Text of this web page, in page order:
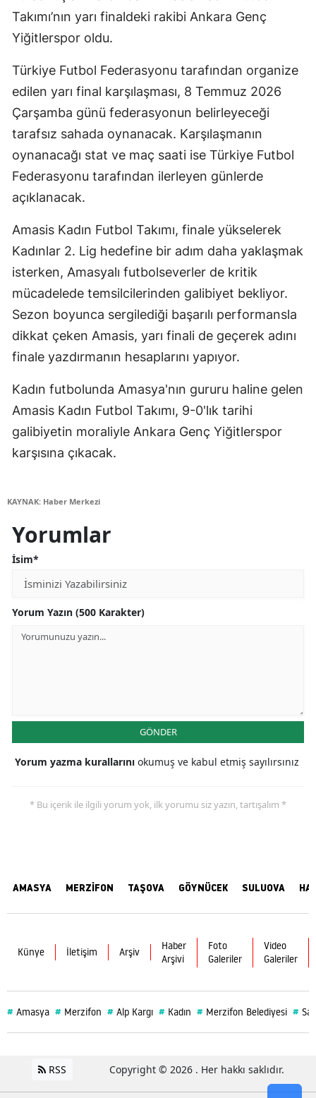
Takımı’nın yarı finaldeki rakibi Ankara Genç
Yiğitlerspor oldu.
Türkiye Futbol Federasyonu tarafından organize
edilen yarı final karşılaşması, 8 Temmuz 2026
Çarşamba günü federasyonun belirleyeceği
tarafsız sahada oynanacak. Karşılaşmanın
oynanacağı stat ve maç saati ise Türkiye Futbol
Federasyonu tarafından ilerleyen günlerde
açıklanacak.
Amasis Kadın Futbol Takımı, finale yükselerek
Kadınlar 2. Lig hedefine bir adım daha yaklaşmak
isterken, Amasyalı futbolseverler de kritik
mücadelede temsilcilerinden galibiyet bekliyor.
Sezon boyunca sergilediği başarılı performansla
dikkat çeken Amasis, yarı finali de geçerek adını
finale yazdırmanın hesaplarını yapıyor.
Kadın futbolunda Amasya'nın gururu haline gelen
Amasis Kadın Futbol Takımı, 9-0'lık tarihi
galibiyetin moraliyle Ankara Genç Yiğitlerspor
karşısına çıkacak.
KAYNAK: Haber Merkezi
Yorumlar
İsim*
Yorum Yazın (500 Karakter)
GÖNDER
Yorum yazma kurallarını okumuş ve kabul etmiş sayılırsınız
* Bu içerik ile ilgili yorum yok, ilk yorumu siz yazın, tartışalım *
AMASYA MERZİFON TAŞOVA GÖYNÜCEK SULUOVA
Künye İletişim Arşiv
Haber
Arşivi
Foto
Galeriler
Video
Galeriler
# Amasya # Merzifon # Alp Kargı # Kadın # Merzifon Belediyesi #
RSS Copyright © 2026 . Her hakkı saklıdır.